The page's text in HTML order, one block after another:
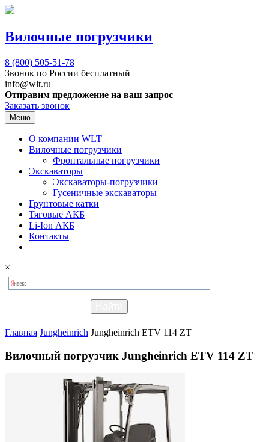
Вилочные погрузчики
8 (800) 505-51-78
Звонок по России бесплатный
info@wlt.ru
Отправим предложение на ваш запрос
Заказать звонок
Меню
О компании WLT
Вилочные погрузчики
Фронтальные погрузчики
Экскаваторы
Экскаваторы-погрузчики
Гусеничные экскаваторы
Грунтовые катки
Тяговые АКБ
Li-Ion АКБ
Контакты
×
Главная Jungheinrich Jungheinrich ETV 114 ZT
Вилочный погрузчик Jungheinrich ETV 114 ZT